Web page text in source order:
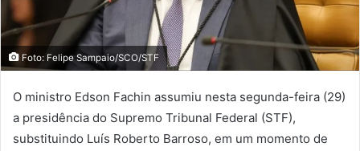
Foto: Felipe Sampaio/SCO/STF
O ministro Edson Fachin assumiu nesta segunda-feira (29)
a presidência do Supremo Tribunal Federal (STF),
substituindo Luís Roberto Barroso, em um momento de